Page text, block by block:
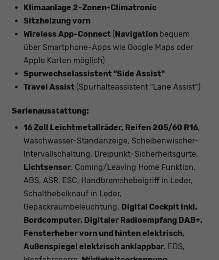
Klimaanlage 2-Zonen-Climatronic
Sitzheizung vorn
Wireless App-Connect ( Navigation bequem
über Smartphone-Apps wie Google Maps oder
Apple Karten möglich)
Spurwechselassistent "Side Assist"
Travel Assist (Spurhalteassistent "Lane Assist")
Serienausstattung:
16 Zoll Leichtmetallräder, Reifen 205/60 R16,
Waschwasser-Standanzeige, Scheibenwischer-
Intervallschaltung, Dreipunkt-Sicherheitsgurte,
Lichtsensor, Coming/Leaving Home Funktion,
ABS, ASR, ESC, Handbremshebelgriff in Leder,
Schalthebelknauf in Leder,
Gepäckraumbeleuchtung, Digital Cockpit inkl.
Bordcomputer, Digitaler Radioempfang DAB+,
Fensterheber vorn und hinten elektrisch,
Außenspiegel elektrisch anklappbar, EDS,